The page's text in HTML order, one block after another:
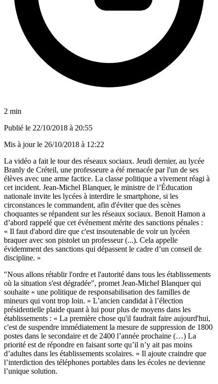
2 min
Publié le 22/10/2018 à 20:55
Mis à jour le 26/10/2018 à 12:22
La vidéo a fait le tour des réseaux sociaux. Jeudi dernier, au lycée
Branly de Créteil, une professeure a été menacée par l'un de ses
élèves avec une arme factice. La classe politique a vivement réagi à
cet incident. Jean-Michel Blanquer, le ministre de l’Éducation
nationale invite les lycées à interdire le smartphone, si les
circonstances le commandent, afin d'éviter que des scènes
choquantes se répandent sur les réseaux sociaux. Benoit Hamon a
d’abord rappelé que cet événement mérite des sanctions pénales :
« Il faut d'abord dire que c'est insoutenable de voir un lycéen
braquer avec son pistolet un professeur (...). Cela appelle
évidemment des sanctions qui dépassent le cadre d’un conseil de
discipline. »
"Nous allons rétablir l'ordre et l'autorité dans tous les établissements
où la situation s'est dégradée", promet Jean-Michel Blanquer qui
souhaite « une politique de responsabilisation des familles de
mineurs qui vont trop loin. » L’ancien candidat à l’élection
présidentielle plaide quant à lui pour plus de moyens dans les
établissements : « La première chose qu'il faudrait faire aujourd'hui,
c'est de suspendre immédiatement la mesure de suppression de 1800
postes dans le secondaire et de 2400 l’année prochaine (…) La
priorité est de répondre en faisant sorte qu’il n’y ait pas moins
d’adultes dans les établissements scolaires. » Il ajoute craindre que
l’interdiction des téléphones portables dans les écoles ne devienne
l’unique solution.